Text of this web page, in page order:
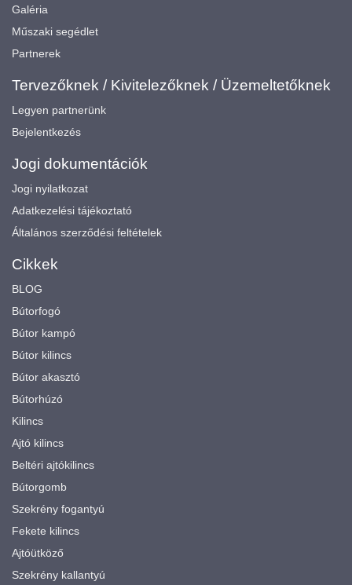
Galéria
Műszaki segédlet
Partnerek
Tervezőknek / Kivitelezőknek / Üzemeltetőknek
Legyen partnerünk
Bejelentkezés
Jogi dokumentációk
Jogi nyilatkozat
Adatkezelési tájékoztató
Általános szerződési feltételek
Cikkek
BLOG
Bútorfogó
Bútor kampó
Bútor kilincs
Bútor akasztó
Bútorhúzó
Kilincs
Ajtó kilincs
Beltéri ajtókilincs
Bútorgomb
Szekrény fogantyú
Fekete kilincs
Ajtóütköző
Szekrény kallantyú